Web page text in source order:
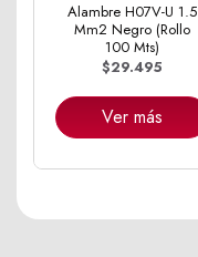
Alambre H07V-U 1.5
Mm2 Negro (Rollo
100 Mts)
$29.495
Ver más